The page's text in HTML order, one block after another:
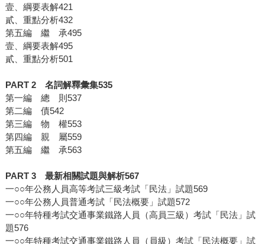
壹、綱要表解421
貳、重點分析432
第五編 繼 承495
壹、綱要表解495
貳、重點分析501
PART 2 名詞解釋彙集535
第一編 總 則537
第二編 債542
第三編 物 權553
第四編 親 屬559
第五編 繼 承563
PART 3 最新相關試題與解析567
一○○年公務人員高等考試三級考試「民法」試題569
一○○年公務人員普通考試「民法概要」試題572
一○○年特種考試交通事業鐵路人員（高員三級）考試「民法」試
題576
一○○年特種考試交通事業鐵路人員（員級）考試「民法概要」試